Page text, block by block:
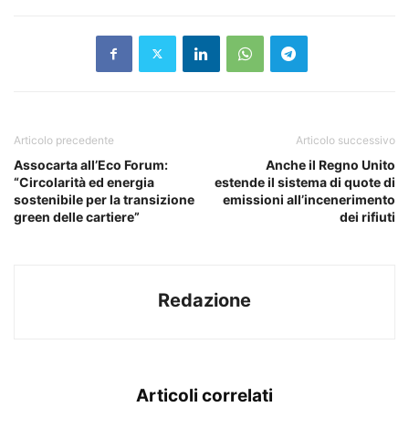
Articolo precedente
Assocarta all’Eco Forum:
“Circolarità ed energia
sostenibile per la transizione
green delle cartiere”
Articolo successivo
Anche il Regno Unito
estende il sistema di quote di
emissioni all’incenerimento
dei rifiuti
Redazione
Articoli correlati